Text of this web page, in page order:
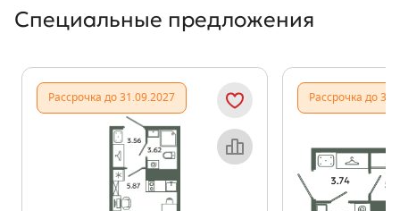
Специальные предложения
Рассрочка до 31.09.2027
Объект месяца
Рассрочка до